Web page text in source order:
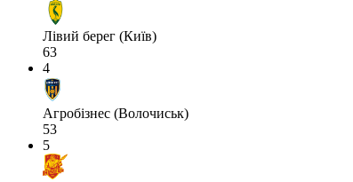
Лівий берег (Київ)
63
4
Агробізнес (Волочиськ)
53
5